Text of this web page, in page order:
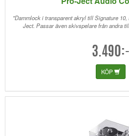
"Dammlock i transparent akryl till Signature
Ject. Passar även skivspelare från andra
3.490:-
KÖP